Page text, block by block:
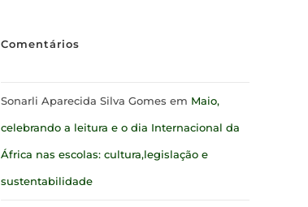
Comentários
Sonarli Aparecida Silva Gomes em Maio,
celebrando a leitura e o dia Internacional da
África nas escolas: cultura,legislação e
sustentabilidade